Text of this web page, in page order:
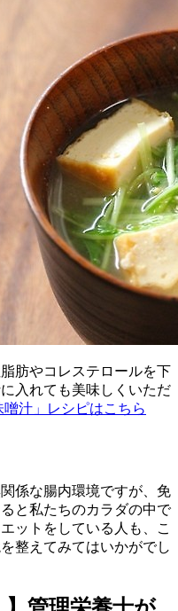
肪やコレステロールを下
入れても美味しくいただ
汁」レシピはこちら
係な腸内環境ですが、免
と私たちのカラダの中で
ットをしている人も、こ
整えてみてはいかがでし